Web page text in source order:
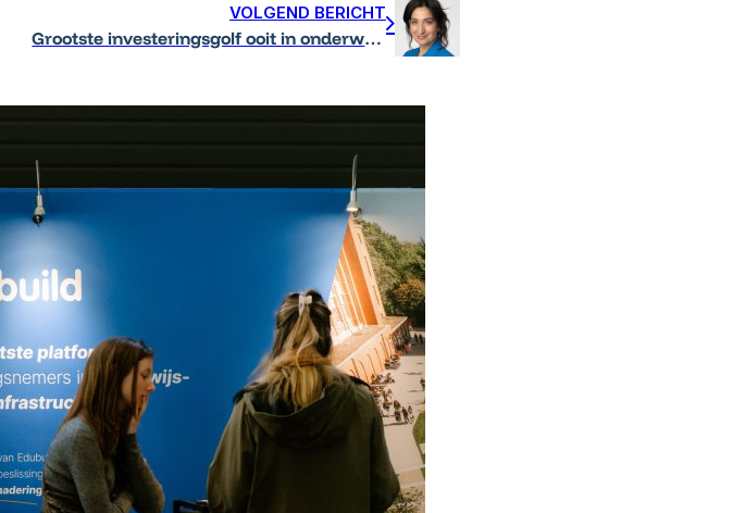
VOLGEND BERICHT
Grootste investeringsgolf ooit in onderwijsinfrastructuur: minister Demir voorziet 3,2 miljard euro voor schoolgebouwen, cijfers onderstrepen de noodzaak